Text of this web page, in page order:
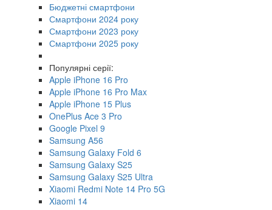
Бюджетні смартфони
Смартфони 2024 року
Смартфони 2023 року
Смартфони 2025 року
Популярні серії:
Apple iPhone 16 Pro
Apple iPhone 16 Pro Max
Apple iPhone 15 Plus
OnePlus Ace 3 Pro
Google Pixel 9
Samsung A56
Samsung Galaxy Fold 6
Samsung Galaxy S25
Samsung Galaxy S25 Ultra
Xiaomi Redmi Note 14 Pro 5G
Xiaomi 14